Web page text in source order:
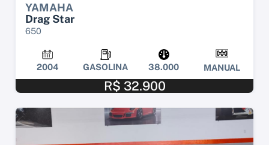
YAMAHA
Drag Star
650
2004 GASOLINA 38.000 MANUAL
R$ 32.900